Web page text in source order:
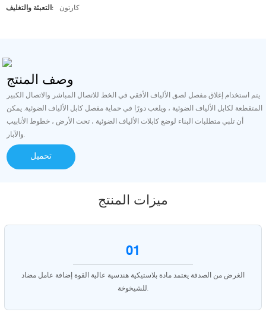
التعبئة والتغليف: كارتون
وصف المنتج
يتم استخدام إغلاق مفصل لصق الألياف الأفقي في الخط للاتصال المباشر والاتصال الكبير
المتقطعة لكابل الألياف الضوئية ، ويلعب دورًا في حماية مفصل كابل الألياف الضوئية. يمكن
أن تلبي متطلبات البناء لوضع كابلات الألياف الضوئية ، تحت الأرض ، خطوط الأنابيب
والآبار.
تحميل
ميزات المنتج
01
الغرض من الصدفة يعتمد مادة بلاستيكية هندسية عالية القوة إضافة عامل مضاد
للشيخوخة.